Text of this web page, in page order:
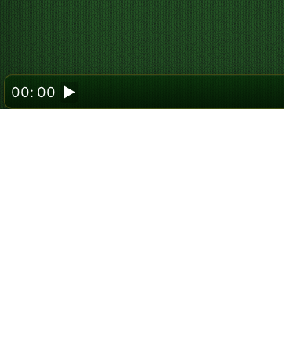
00: 00 ▶